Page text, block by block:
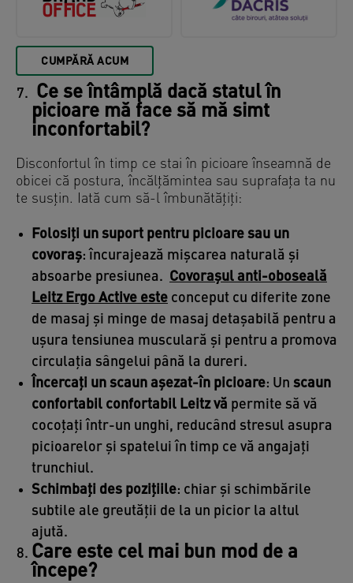
CUMPĂRĂ ACUM
Ce se întâmplă dacă statul în
picioare mă face să mă simt
inconfortabil?
Disconfortul în timp ce stai în picioare înseamnă de
obicei că postura, încălțămintea sau suprafața ta nu
te susțin. Iată cum să-l îmbunătățiți:
Folosiți un suport pentru picioare sau un
covoraș: încurajează mișcarea naturală și
absoarbe presiunea. Covorașul anti-oboseală
Leitz Ergo Active este conceput cu diferite zone
de masaj și minge de masaj detașabilă pentru a
ușura tensiunea musculară și pentru a promova
circulația sângelui până la dureri.
Încercați un scaun așezat-în picioare: Un scaun
confortabil confortabil Leitz vă permite să vă
cocoțați într-un unghi, reducând stresul asupra
picioarelor și spatelui în timp ce vă angajați
trunchiul.
Schimbați des pozițiile: chiar și schimbările
subtile ale greutății de la un picior la altul
ajută.
Care este cel mai bun mod de a
începe?